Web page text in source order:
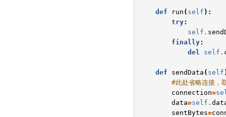
def run ( self ):
try:
self .
finally:
del
self .
def sendData ( self
#此处省略连接
connection=
data=self .
sentBytes=